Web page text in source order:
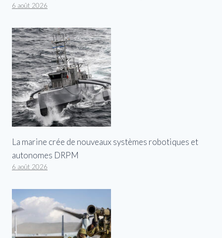
6 août 2026
La marine crée de nouveaux systèmes robotiques et
autonomes DRPM
6 août 2026